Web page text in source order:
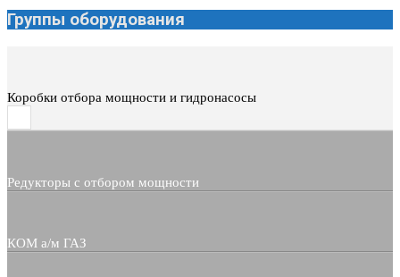
Группы оборудования
Коробки отбора мощности и гидронасосы
Редукторы с отбором мощности
КОМ а/м ГАЗ